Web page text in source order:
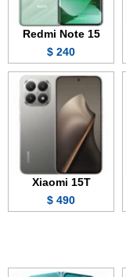
Redmi Note 15
240 $
Xiaomi 15T
490 $